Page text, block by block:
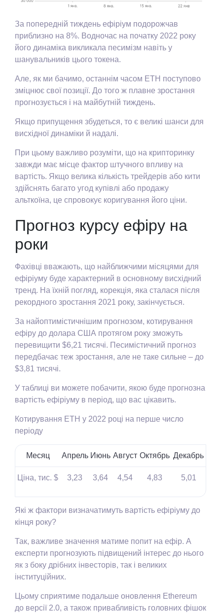
За попередній тиждень ефіріум подорожчав
приблизно на 8%. Водночас на початку 2022 року
його динаміка викликала песимізм навіть у
шанувальників цього токена.
Але, як ми бачимо, останнім часом ETH поступово
зміцнює свої позиції. До того ж плавне зростання
прогнозується і на майбутній тиждень.
Якщо припущення збудеться, то є великі шанси для
висхідної динаміки й надалі.
При цьому важливо розуміти, що на крипторинку
завжди має місце фактор штучного впливу на
вартість. Якщо велика кількість трейдерів або кити
здійснять багато угод купівлі або продажу
альткоїна, це спровокує коригування його ціни.
Прогноз курсу ефіру на
роки
Фахівці вважають, що найближчими місяцями для
ефіріуму буде характерний в основному висхідний
тренд. На їхній погляд, корекція, яка сталася після
рекордного зростання 2021 року, закінчується.
За найоптимістичнішим прогнозом, котирування
ефіру до долара США протягом року зможуть
перевищити $6,21 тисячі. Песимістичний прогноз
передбачає теж зростання, але не таке сильне – до
$3,81 тисячі.
У таблиці ви можете побачити, якою буде прогнозна
вартість ефіріуму в період, що вас цікавить.
Котирування ETH у 2022 році на перше число
періоду
Месяц Апрель Июнь Август Октябрь Декабрь
Ціна, тис. $ 3,23 3,64 4,54 4,83 5,01
Які ж фактори визначатимуть вартість ефіріуму до
кінця року?
Так, важливе значення матиме попит на ефір. А
експерти прогнозують підвищений інтерес до нього
як з боку дрібних інвесторів, так і великих
інституційних.
Цьому сприятиме подальше оновлення Ethereum
до версії 2.0, а також привабливість головних фішок